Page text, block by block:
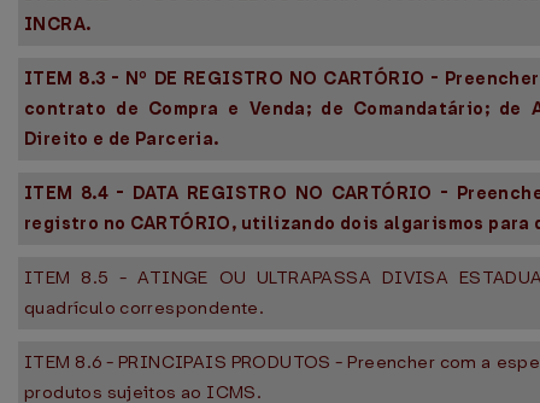
INCRA.
ITEM 8.3 - Nº DE REGISTRO NO CARTÓRIO -
contrato de Compra e Venda; de Comandatário; de
Direito e de Parceria.
ITEM 8.4 - DATA REGISTRO NO CARTÓRIO -
registro no CARTÓRIO, utilizando dois algarismos para
ITEM 8.5 - ATINGE OU ULTRAPASSA DIVISA
quadrículo correspondente.
ITEM 8.6 - PRINCIPAIS PRODUTOS - Preencher com a
produtos sujeitos ao ICMS.